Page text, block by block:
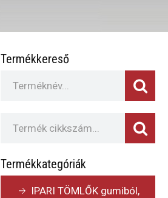
Termékkereső
Termékkategóriák
IPARI TÖMLŐK gumiból,